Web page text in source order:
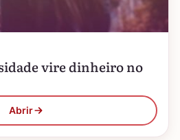
vire dinheiro no
Abrir